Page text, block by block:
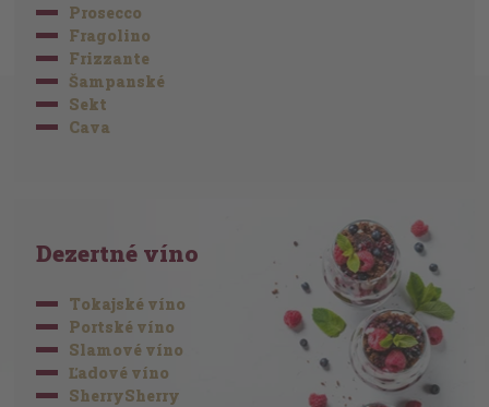
Prosecco
Fragolino
Frizzante
Šampanské
Sekt
Cava
Dezertné víno
Tokajské víno
Portské víno
Slamové víno
Ľadové víno
SherrySherry